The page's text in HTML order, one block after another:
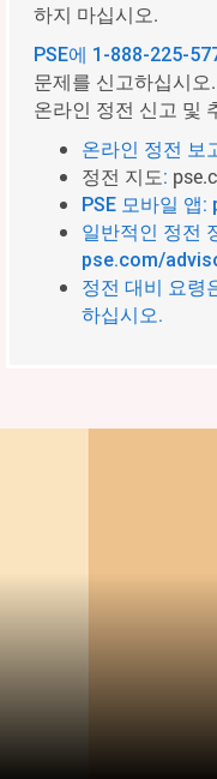
하지 마십시오.
PSE에 1-888-225-
문제를 신고하십시오.
온라인 정전 신고 및
온라인 정전
정전 지도:
PSE 모바일 앱
일반적인 정전
pse.com/
정전 대비 요
하십시오.